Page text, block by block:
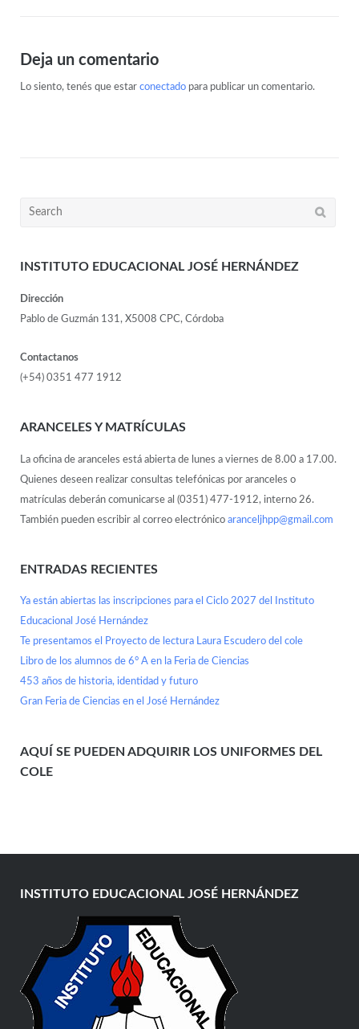
Deja un comentario
Lo siento, tenés que estar conectadopara publicar un comentario.
INSTITUTO EDUCACIONAL JOSÉ HERNÁNDEZ
Dirección
Pablo de Guzmán 131, X5008 CPC, Córdoba
Contactanos
(+54) 0351 477 1912
ARANCELES Y MATRÍCULAS
La oficina de aranceles está abierta de lunes a viernes de 8.00 a 17.00.
Quienes deseen realizar consultas telefónicas por aranceles o
matrículas deberán comunicarse al (0351) 477-1912, interno 26.
También pueden escribir al correo electrónico aranceljhpp@gmail.com
ENTRADAS RECIENTES
Ya están abiertas las inscripciones para el Ciclo 2027 del Instituto
Educacional José Hernández
Te presentamos el Proyecto de lectura Laura Escudero del cole
Libro de los alumnos de 6° A en la Feria de Ciencias
453 años de historia, identidad y futuro
Gran Feria de Ciencias en el José Hernández
AQUÍ SE PUEDEN ADQUIRIR LOS UNIFORMES DEL
COLE
INSTITUTO EDUCACIONAL JOSÉ HERNÁNDEZ